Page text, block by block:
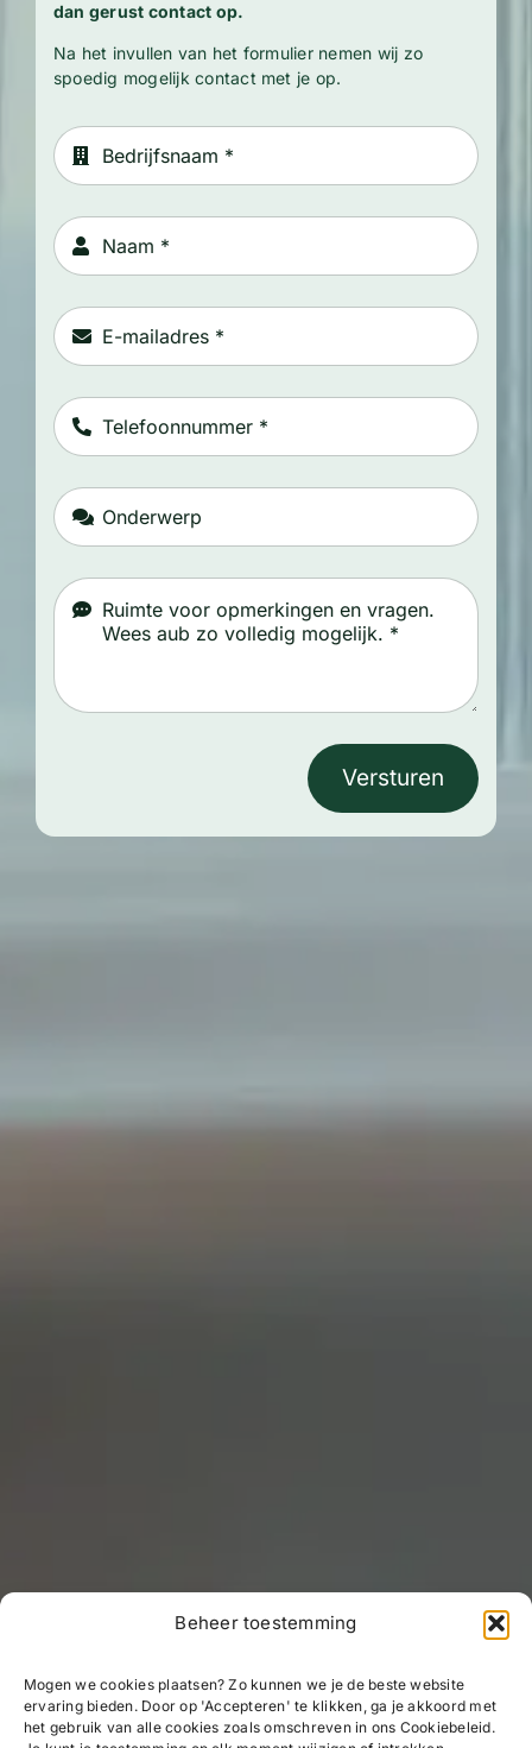
Beheer toestemming
Mogen we cookies plaatsen? Zo kunnen we je de beste website
ervaring bieden. Door op 'Accepteren' te klikken, ga je akkoord met
het gebruik van alle cookies zoals omschreven in ons Cookiebeleid.
dan gerust contact op.
Na het invullen van het formulier nemen wij zo
spoedig mogelijk contact met je op.
Versturen